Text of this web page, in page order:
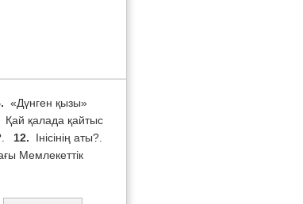
«Дүнген қызы»
Қай қалада қайтыс
12.
Інісінің аты?.
Мемлекеттік